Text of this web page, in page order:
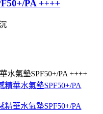
PA ++++
水氣墊SPF50+/PA ++++
精華水氣墊SPF50+/PA
精華水氣墊SPF50+/PA